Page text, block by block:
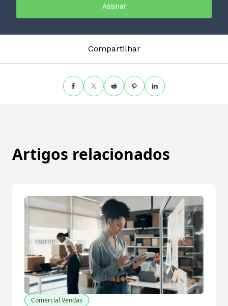
Assinar
Compartilhar
Artigos relacionados
Comercial Vendas